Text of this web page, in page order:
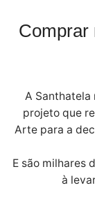
Comprar
A Santhatela
projeto que
Arte para a
E são milhares
à